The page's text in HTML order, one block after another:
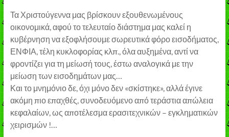
Τα Χριστούγεννα μας βρίσκουν εξουθενωμένους
οικονομικά, αφού το τελευταίο διάστημα μας καλεί η
κυβέρνηση να εξοφλήσουμε σωρευτικά φόρο εισοδήματος,
ΕΝΦΙΑ, τέλη κυκλοφορίας κλπ., όλα αυξημένα, αντί να
φροντίζει για τη μείωσή τους, έστω αναλογικά με την
μείωση των εισοδημάτων μας…
Και το μνημόνιο δε, όχι μόνο δεν «σκίστηκε», αλλά έγινε
ακόμη πιο επαχθές, συνοδευόμενο από τεράστια απώλεια
κεφαλαίων, ως αποτέλεσμα ερασιτεχνικών – εγκληματικών
χειρισμών !…